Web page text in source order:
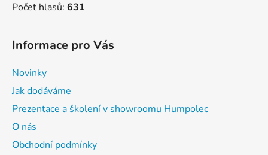
Počet hlasů: 631
Informace pro Vás
Novinky
Jak dodáváme
Prezentace a školení v showroomu Humpolec
O nás
Obchodní podmínky